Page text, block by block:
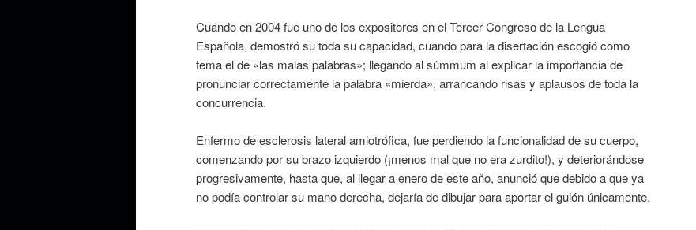
Cuando en 2004 fue uno de los expositores en el Tercer Congreso de la Lengua
Española, demostró su toda su capacidad, cuando para la disertación escogió como
tema el de «las malas palabras»; llegando al súmmum al explicar la importancia de
pronunciar correctamente la palabra «mierda», arrancando risas y aplausos de toda la
concurrencia.
Enfermo de esclerosis lateral amiotrófica, fue perdiendo la funcionalidad de su cuerpo,
comenzando por su brazo izquierdo (¡menos mal que no era zurdito!), y deteriorándose
progresivamente, hasta que, al llegar a enero de este año, anunció que debido a que ya
no podía controlar su mano derecha, dejaría de dibujar para aportar el guión únicamente.